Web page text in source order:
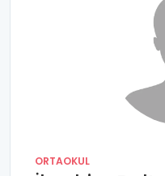
ORTAOKUL